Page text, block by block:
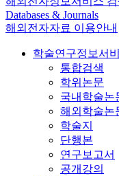
Databases & Journals
해외전자자료 이용안내
학술연구정보서
통합검색
학위논문
국내학술논
해외학술논
학술지
단행본
연구보고서
공개강의